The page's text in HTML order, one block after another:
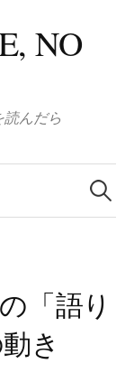
NO
んだら
検
索:
「語り
き